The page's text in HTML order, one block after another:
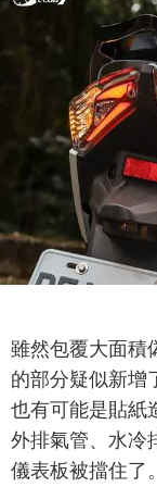
雖然包覆大面積
的部分疑似新增
也有可能是貼紙
外排氣管、水冷
儀表板被擋住了。